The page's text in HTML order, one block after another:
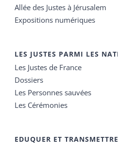
Allée des Justes à Jérusalem
Expositions numériques
LES JUSTES PARMI LES
Les Justes de France
Dossiers
Les Personnes sauvées
Les Cérémonies
EDUQUER ET TRANSMETTRE